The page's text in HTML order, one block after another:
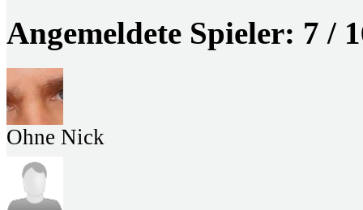
Angemeldete Spieler: 7 /
Ohne Nick